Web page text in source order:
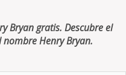
Bryan gratis. Descubre el
Henry Bryan.